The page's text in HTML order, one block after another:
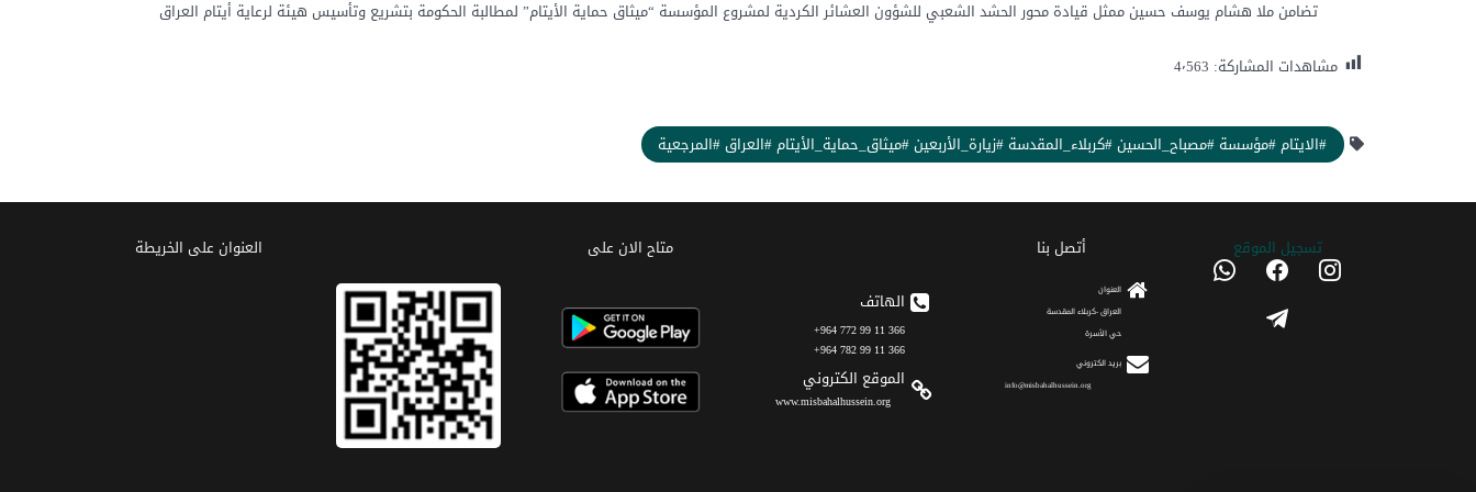
تضامن ملا هشام يوسف حسين ممثل قيادة محور الحشد الشعبي للشؤون العشائر الكردية لمشروع المؤسسة “ميثاق حماية الأيتام” لمطالبة الحكومة بتشريع وتأسيس هيئة لرعاية أيتام العراق
مشاهدات المشاركة: 4٬563
#الايتام #مؤسسة #مصباح_الحسين #كربلاء_المقدسة #زيارة_الأربعين #ميثاق_حماية_الأيتام #العراق #المرجعية
تسجیل الموقعinstagram
facebook
whatsapp
telegram
أتصل بنا
العنوان
العراق -كربلاء المقدسة
حي الأسرة
برید الکتروني
info@misbahalhussein.org
الهاتف
366 11 99 772 964+
366 11 99 782 964+
الموقع الکتروني
www.misbahalhussein.org
متاح الان على العنوان علی الخریطة